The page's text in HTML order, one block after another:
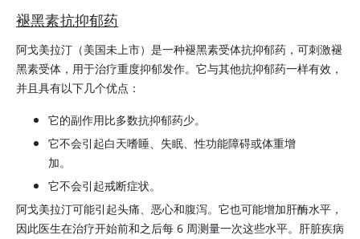
褪黑素抗抑郁药
阿戈美拉汀（美国未上市）是一种褪黑素受体抗抑郁药，可刺激褪
黑素受体，用于治疗重度抑郁发作。它与其他抗抑郁药一样有效，
并且具有以下几个优点：
它的副作用比多数抗抑郁药少。
它不会引起白天嗜睡、失眠、性功能障碍或体重增
加。
它不会引起戒断症状。
阿戈美拉汀可能引起头痛、恶心和腹泻。它也可能增加肝酶水平，
因此医生在治疗开始前和之后每 6 周测量一次这些水平。肝脏疾病